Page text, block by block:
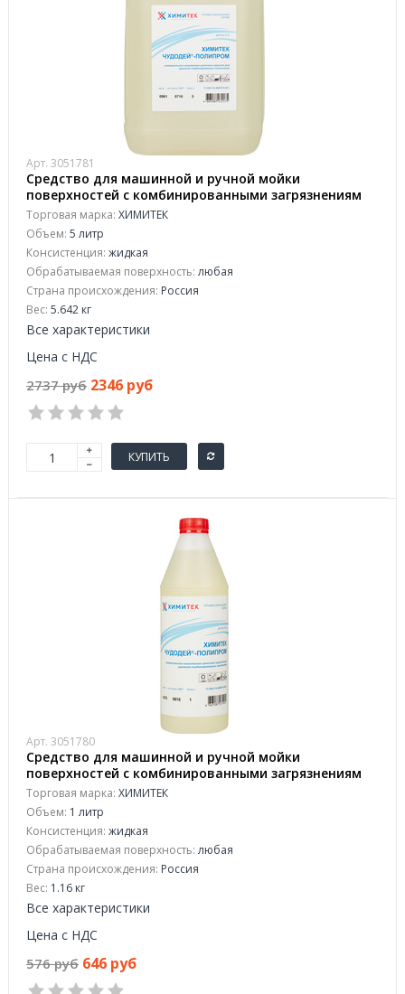
Арт. 3051781
Средство для машинной и ручной мойки
поверхностей с комбинированными загрязнениям
Химитек Чудодей-Полипром 5 л (концентрат)
Торговая марка: ХИМИТЕК
Объем: 5 литр
Консистенция: жидкая
Обрабатываемая поверхность: любая
Страна происхождения: Россия
Вес: 5.642 кг
Все характеристики
Цена с НДС
2737 руб 2346 руб
КУПИТЬ
Арт. 3051780
Средство для машинной и ручной мойки
поверхностей с комбинированными загрязнениям
Химитек Чудодей-Полипром 1 л (концентрат)
Торговая марка: ХИМИТЕК
Объем: 1 литр
Консистенция: жидкая
Обрабатываемая поверхность: любая
Страна происхождения: Россия
Вес: 1.16 кг
Все характеристики
Цена с НДС
576 руб 646 руб